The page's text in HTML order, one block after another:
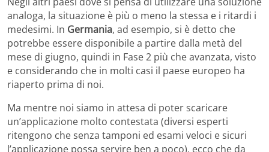
analoga, la situazione è più o meno la stessa e i ritardi i
medesimi. In Germania, ad esempio, si è detto che
potrebbe essere disponibile a partire dalla metà del
mese di giugno, quindi in Fase 2 più che avanzata, visto
e considerando che in molti casi il paese europeo ha
riaperto prima di noi.
Ma mentre noi siamo in attesa di poter scaricare
un’applicazione molto contestata (diversi esperti
ritengono che senza tamponi ed esami veloci e sicuri
l’applicazione possa servire ben a poco), ecco che da